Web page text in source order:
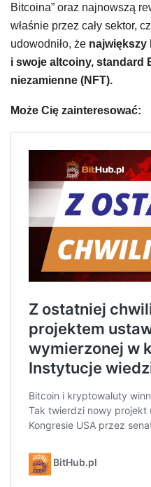
Bitcoina” oraz najnowszą
właśnie przez cały sektor,
udowodniło, że największy
i swoje altcoiny, standard
niezamienne (NFT).
Może Cię zainteresować: